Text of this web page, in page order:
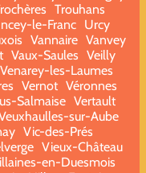
Trouhans
le-Franc Urcy
Vannaire Vanvey
Vaux-Saules Veilly
Venarey-les-Laumes
Vernot Véronnes
Salmaise Vertault
sur-Aube
Vic-des-Prés
Vieux-Château
en-Duesmois